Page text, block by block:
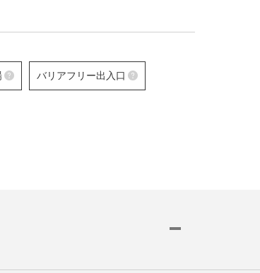
アショップ」を、キャリアやブ
んショップ認定協議会」が認定
ちら
詳細はこちら
バリアフリー出入口